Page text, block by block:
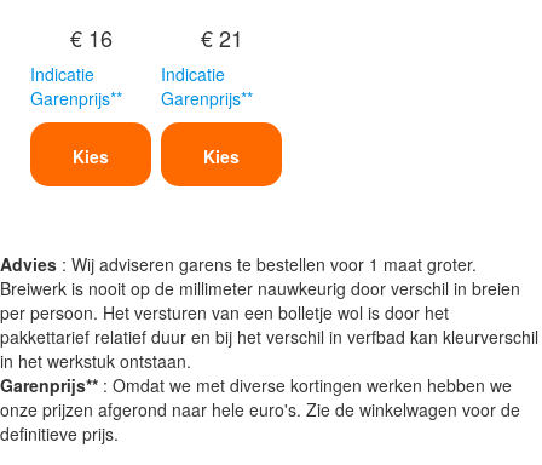
€ 16
Indicatie
Garenprijs**
Kies
€ 21
Indicatie
Garenprijs**
Kies
Advies : Wij adviseren garens te bestellen voor 1 maat groter.
Breiwerk is nooit op de millimeter nauwkeurig door verschil in breien
per persoon. Het versturen van een bolletje wol is door het
pakkettarief relatief duur en bij het verschil in verfbad kan kleurverschil
in het werkstuk ontstaan.
Garenprijs** : Omdat we met diverse kortingen werken hebben we
onze prijzen afgerond naar hele euro's. Zie de winkelwagen voor de
definitieve prijs.